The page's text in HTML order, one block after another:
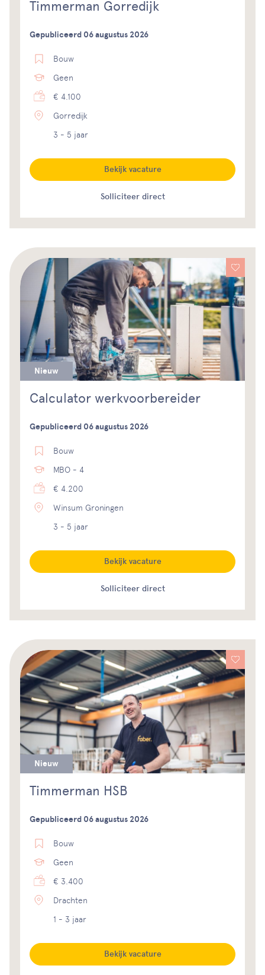
Timmerman Gorredijk
Gepubliceerd 06 augustus 2026
Bouw
Geen
€ 4.100
Gorredijk
3 - 5 jaar
Solliciteer direct
Bekijk vacature
Nieuw
Calculator werkvoorbereider
Gepubliceerd 06 augustus 2026
Bouw
MBO - 4
€ 4.200
Winsum Groningen
3 - 5 jaar
Solliciteer direct
Bekijk vacature
Nieuw
Timmerman HSB
Gepubliceerd 06 augustus 2026
Bouw
Geen
€ 3.400
Drachten
1 - 3 jaar
Bekijk vacature